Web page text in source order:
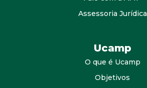
Assessoria Jurídica
Ucamp
O que é Ucamp
Objetivos